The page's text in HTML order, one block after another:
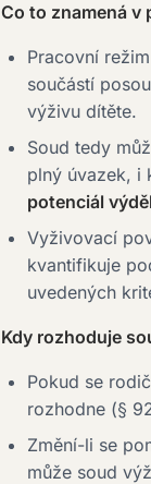
Co to znamená v
Pracovní
součástí
výživu dítěte.
Soud tedy
plný úvazek, i
potenciál
Vyživovací
kvantifikuje
uvedených
Kdy rozhoduje
Pokud se
rozhodne (§
Změní-li se
může soud